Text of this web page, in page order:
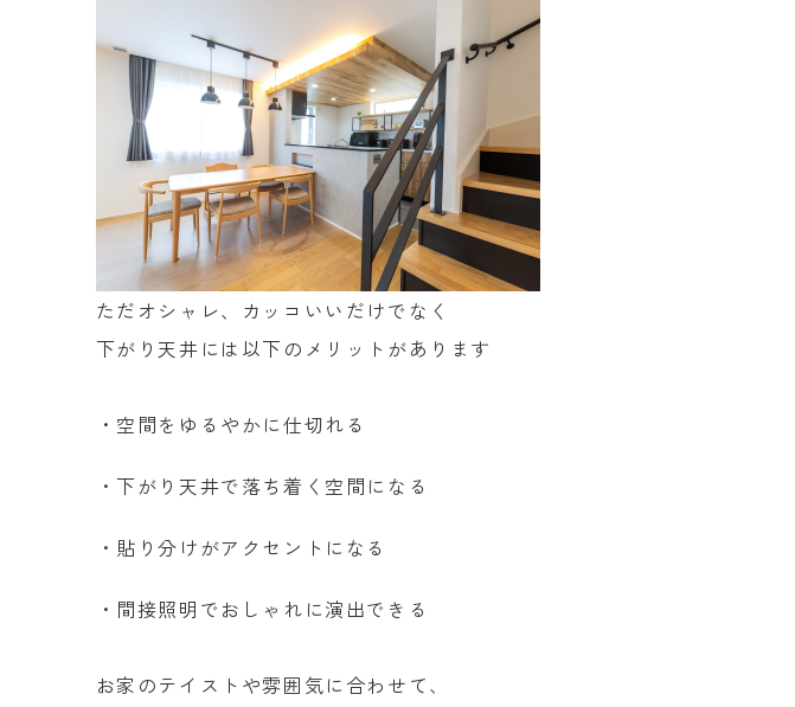
ただオシャレ、カッコいいだけでなく
下がり天井には以下のメリットがあります
・空間をゆるやかに仕切れる
・下がり天井で落ち着く空間になる
・貼り分けがアクセントになる
・間接照明でおしゃれに演出できる
お家のテイストや雰囲気に合わせて、